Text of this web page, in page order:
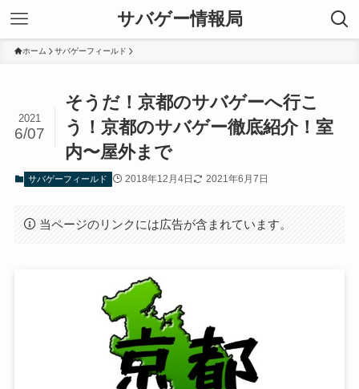
サバゲー情報局
ホーム サバゲーフィールド
そうだ！京都のサバゲーへ行こ
う！京都のサバゲー徹底紹介！室
内〜屋外まで
2021
6/07
サバゲーフィールド 2018年12月4日 2021年6月7日
当ページのリンクには広告が含まれています。